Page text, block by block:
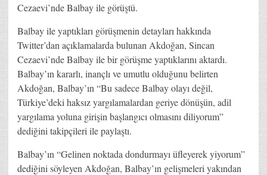
Cezaevi’nde Balbay ile görüştü.
Balbay ile yaptıkları görüşmenin detayları hakkında
Twitter’dan açıklamalarda bulunan Akdoğan, Sincan
Cezaevi’nde Balbay ile bir görüşme yaptıklarını aktardı.
Balbay’ın kararlı, inançlı ve umutlu olduğunu belirten
Akdoğan, Balbay’ın “Bu sadece Balbay olayı değil,
Türkiye’deki haksız yargılamalardan geriye dönüşün, adil
yargılama yoluna girişin başlangıcı olmasını diliyorum”
dediğini takipçileri ile paylaştı.
Balbay’ın “Gelinen noktada dondurmayı üfleyerek yiyorum”
dediğini söyleyen Akdoğan, Balbay’ın gelişmeleri yakından